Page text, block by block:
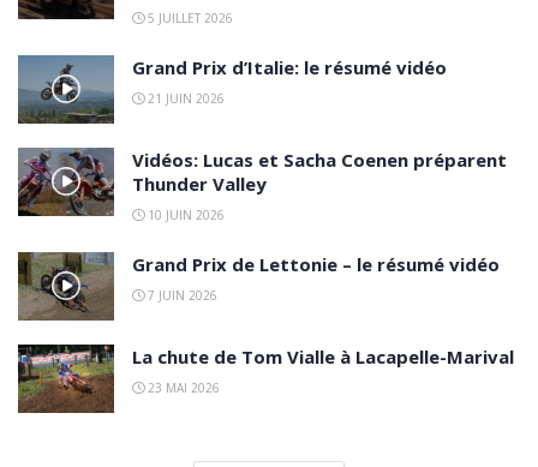
5 JUILLET 2026
Grand Prix d’Italie: le résumé vidéo
21 JUIN 2026
Vidéos: Lucas et Sacha Coenen préparent
Thunder Valley
10 JUIN 2026
Grand Prix de Lettonie – le résumé vidéo
7 JUIN 2026
La chute de Tom Vialle à Lacapelle-Marival
23 MAI 2026